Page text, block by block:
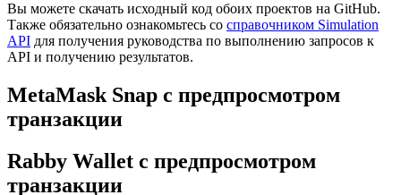
Вы можете скачать исходный код обоих проектов на GitHub.
Также обязательно ознакомьтесь со справочником Simulation
API для получения руководства по выполнению запросов к
API и получению результатов.
MetaMask Snap с предпросмотром
транзакции
Rabby Wallet с предпросмотром
транзакции